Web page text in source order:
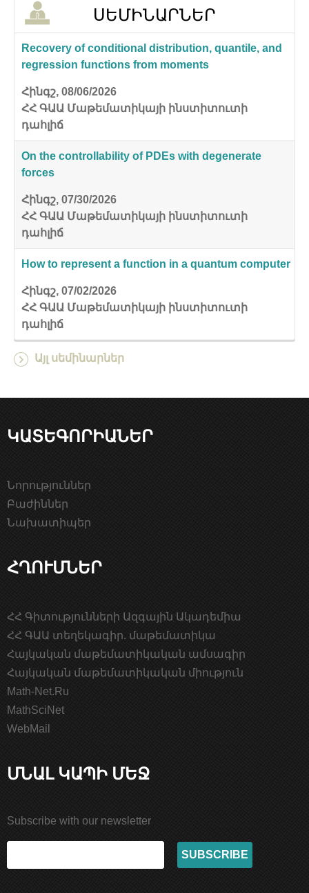
ՍԵՄԻՆԱՐՆԵՐ
Recovery of conditional distribution, quantile, and
regression functions from moments
Հինգշ, 08/06/2026
ՀՀ ԳԱԱ Մաթեմատիկայի ինստիտուտի
դահլիճ
On the controllability of PDEs with degenerate
forces
Հինգշ, 07/30/2026
ՀՀ ԳԱԱ Մաթեմատիկայի ինստիտուտի
դահլիճ
How to represent a function in a quantum computer
Հինգշ, 07/02/2026
ՀՀ ԳԱԱ Մաթեմատիկայի ինստիտուտի
դահլիճ
Այլ սեմինարներ
ԿԱՏԵԳՈՐԻԱՆԵՐ
Նորություններ
Բաժիններ
Նախատիպեր
ՀՂՈՒՄՆԵՐ
ՀՀ Գիտությունների Ազգային Ակադեմիա
ՀՀ ԳԱԱ տեղեկագիր. մաթեմատիկա
Հայկական մաթեմատիկական ամսագիր
Հայկական մաթեմատիկական միություն
Math-Net.Ru
MathSciNet
WebMail
ՄՆԱԼ ԿԱՊԻ ՄԵՋ
Subscribe with our newsletter